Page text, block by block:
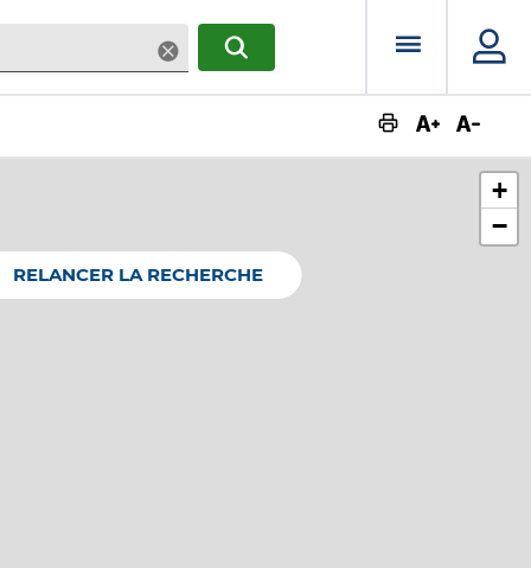
SupprimerRECHERCHERMenu
+
−
RELANCER LA RECHERCHE